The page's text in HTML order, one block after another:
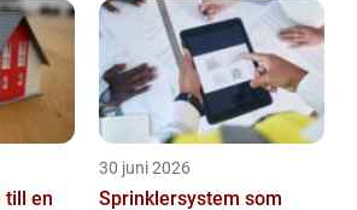
30 juni 2026
Sprinklersystem som